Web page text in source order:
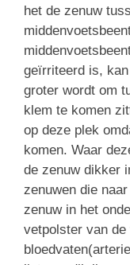
het de zenuw
geïrriteerd is,
groter wordt om
klem te komen
op deze plek
komen. Waar
de zenuw dikker
zenuwen die
zenuw in het
vetpolster van